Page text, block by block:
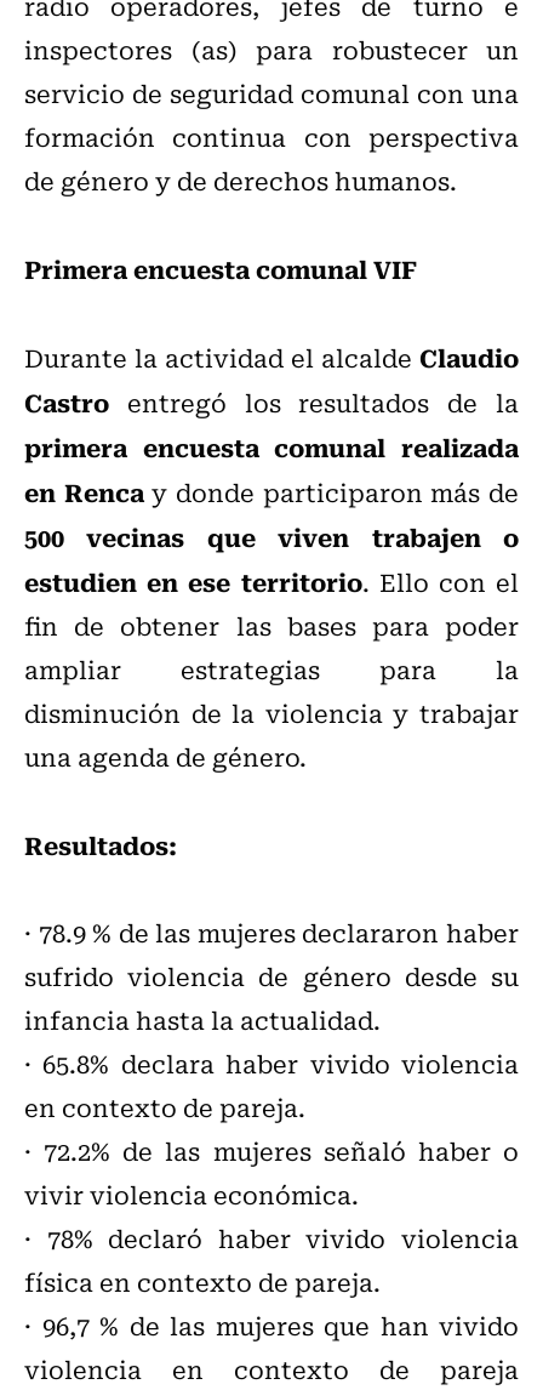
inspectores (as) para robustecer un
servicio de seguridad comunal con una
formación continua con perspectiva
de género y de derechos humanos.
Primera encuesta comunal VIF
Durante la actividad el alcalde Claudio
Castro entregó los resultados de la
primera encuesta comunal realizada
en Rencay donde participaron más de
500 vecinas que viven trabajen o
estudien en ese territorio. Ello con el
fin de obtener las bases para poder
ampliar estrategias para la
disminución de la violencia y trabajar
una agenda de género.
Resultados:
· 78.9 % de las mujeres declararon haber
sufrido violencia de género desde su
infancia hasta la actualidad.
· 65.8% declara haber vivido violencia
en contexto de pareja.
· 72.2% de las mujeres señaló haber o
vivir violencia económica.
· 78% declaró haber vivido violencia
física en contexto de pareja.
· 96,7 % de las mujeres que han vivido
violencia en contexto de pareja